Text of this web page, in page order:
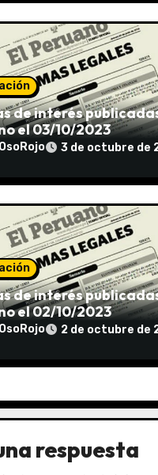
de interés
el 03/10/2023
3 de octubre de
de interés
el 02/10/2023
2 de octubre de
respuesta